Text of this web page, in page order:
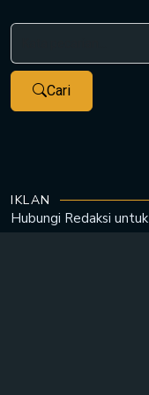
Cari
IKLAN
Hubungi Redaksi untuk